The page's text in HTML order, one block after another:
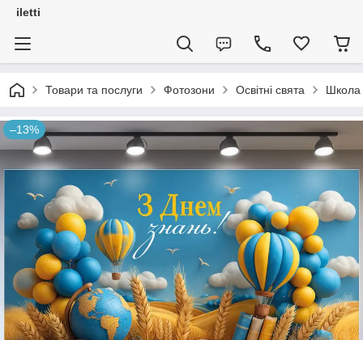
iletti
Товари та послуги Фотозони Освітні свята Школа
–13%